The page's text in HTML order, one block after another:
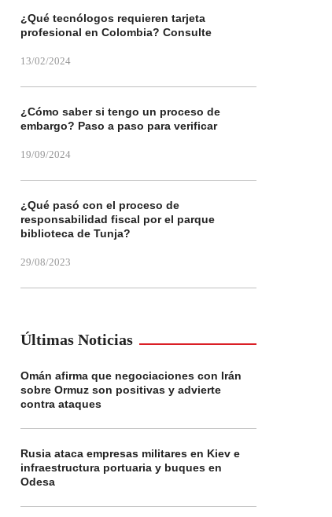
¿Qué tecnólogos requieren tarjeta
profesional en Colombia? Consulte
13/02/2024
¿Cómo saber si tengo un proceso de
embargo? Paso a paso para verificar
19/09/2024
¿Qué pasó con el proceso de
responsabilidad fiscal por el parque
biblioteca de Tunja?
29/08/2023
Últimas Noticias
Omán afirma que negociaciones con Irán
sobre Ormuz son positivas y advierte
contra ataques
Rusia ataca empresas militares en Kiev e
infraestructura portuaria y buques en
Odesa